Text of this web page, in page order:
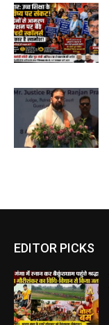
EDITOR PICKS